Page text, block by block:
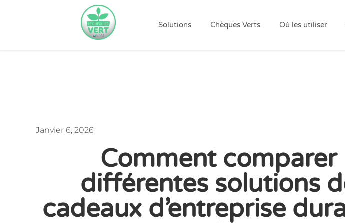
Solutions Chèques Verts Où les utiliser
Janvier 6, 2026
Comment comparer
différentes solutions
cadeaux d’entreprise